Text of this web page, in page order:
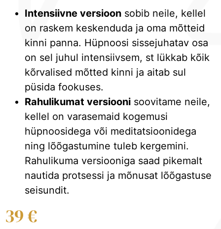
Intensiivne versioon sobib neile, kellel
on raskem keskenduda ja oma mõtteid
kinni panna. Hüpnoosi sissejuhatav osa
on sel juhul intensiivsem, st lükkab kõik
kõrvalised mõtted kinni ja aitab sul
püsida fookuses.
Rahulikumat versiooni soovitame neile,
kellel on varasemaid kogemusi
hüpnoosidega või meditatsioonidega
ning lõõgastumine tuleb kergemini.
Rahulikuma versiooniga saad pikemalt
nautida protsessi ja mõnusat lõõgastuse
seisundit.
39 €